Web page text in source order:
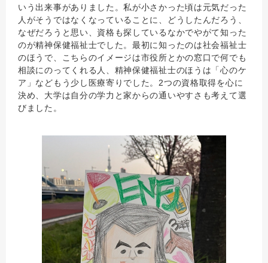
いう出来事がありました。私が小さかった頃は元気だった
人がそうではなくなっていることに、どうしたんだろう、
なぜだろうと思い、資格も探しているなかでやがて知った
のが精神保健福祉士でした。最初に知ったのは社会福祉士
のほうで、こちらのイメージは市役所とかの窓口で何でも
相談にのってくれる人、精神保健福祉士のほうは「心のケ
ア」などもう少し医療寄りでした。2つの資格取得を心に
決め、大学は自分の学力と家からの通いやすさも考えて選
びました。